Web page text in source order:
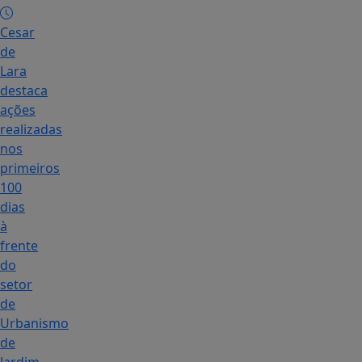
Cesar
de
Lara
destaca
ações
realizadas
nos
primeiros
100
dias
à
frente
do
setor
de
Urbanismo
de